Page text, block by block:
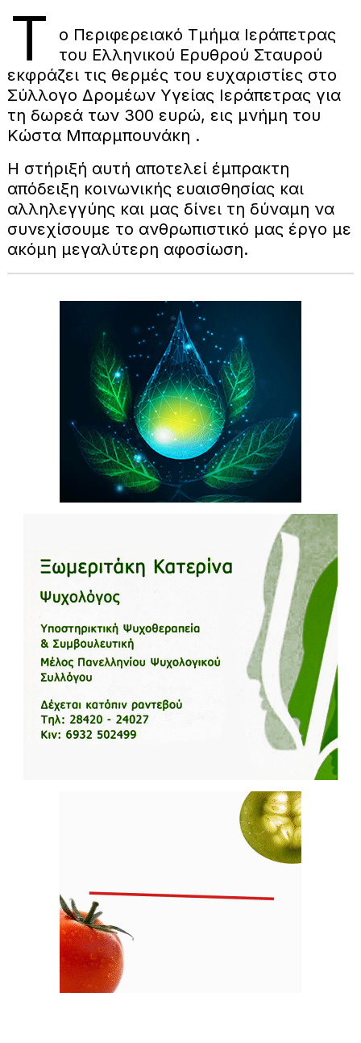
Τ
ο Περιφερειακό Τμήμα Ιεράπετρας
του Ελληνικού Ερυθρού Σταυρού
εκφράζει τις θερμές του ευχαριστίες στο
Σύλλογο Δρομέων Υγείας Ιεράπετρας για
τη δωρεά των 300 ευρώ, εις μνήμη του
Κώστα Μπαρμπουνάκη .
Η στήριξή αυτή αποτελεί έμπρακτη
απόδειξη κοινωνικής ευαισθησίας και
αλληλεγγύης και μας δίνει τη δύναμη να
συνεχίσουμε το ανθρωπιστικό μας έργο με
ακόμη μεγαλύτερη αφοσίωση.